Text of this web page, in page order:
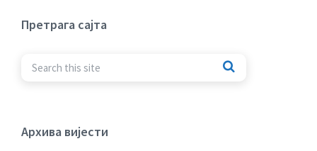
Претрага сајта
Архива вијести